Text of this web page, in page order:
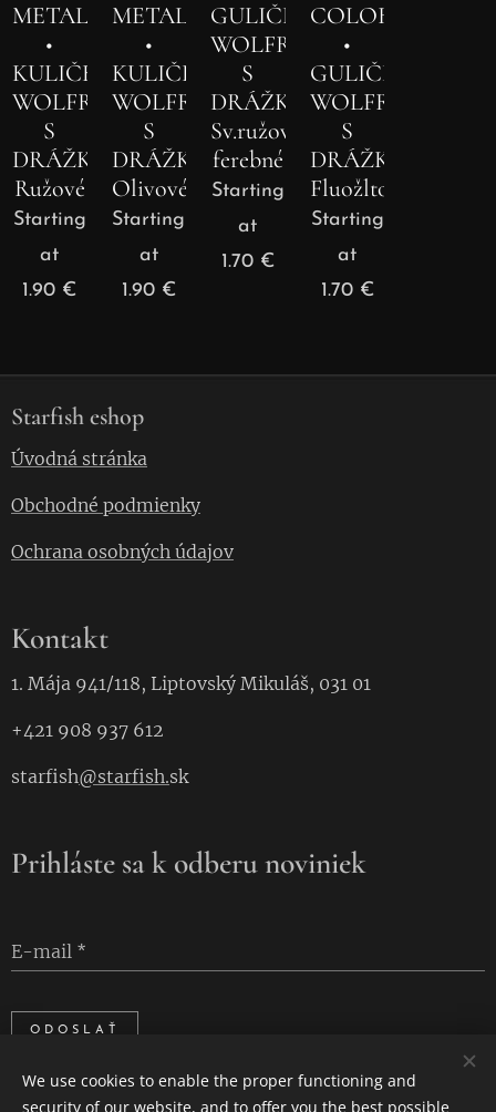
METALLIC
•
KULIČKY
WOLFRAMOVÉ
S
DRÁŽKOU
Ružové
Starting
at
1.90 €
METALLIC
•
KULIČKY
WOLFRAMOVÉ
S
DRÁŽKOU
Olivové
Starting
at
1.90€
GULIČKA
WOLFRÁMOVÁ
S
DRÁŽKOU
Sv.ružové
ferebné
Starting
at
1.70€
COLOR
•
GULIČKY
WOLFRAMOVÉ
S
DRÁŽKOU
Fluožltozelené
Starting
at
1.70€
Starfish eshop
Úvodná stránka
Obchodné podmienky
Ochrana osobných údajov
Kontakt
1. Mája 941/118, Liptovský Mikuláš, 031 01
+421 908 937 612
starfish@starfish.sk
Prihláste sa k odberu noviniek
E-mail
ODOSLAŤ
We use cookies to enable the proper functioning and
security of our website, and to offer you the best possible